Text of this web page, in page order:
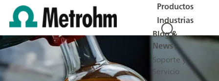
Productos
Industrias
Blog &
News
Soporte y
Servicio